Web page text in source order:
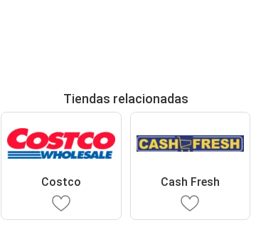
Tiendas relacionadas
Costco Cash Fresh